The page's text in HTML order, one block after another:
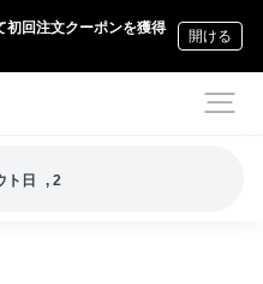
初回注文クーポンを獲得
開ける
ト日 , 2